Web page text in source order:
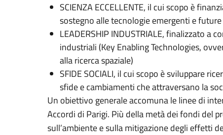
SCIENZA ECCELLENTE, il cui scopo è
sostegno alle tecnologie emergenti e future
LEADERSHIP INDUSTRIALE, finalizzato
industriali (Key Enabling Technologies,
alla ricerca spaziale)
SFIDE SOCIALI, il cui scopo è sviluppare
sfide e cambiamenti che attraversano la
Un obiettivo generale accomuna le linee di
Accordi di Parigi. Più della metà dei fondi del
sull’ambiente e sulla mitigazione degli effetti